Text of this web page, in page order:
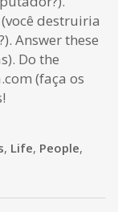
destruiria
Answer these
Do the
(faça os
, Life, People,